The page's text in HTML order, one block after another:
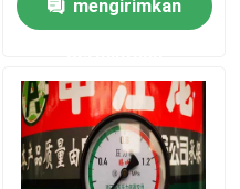
mengirimkan